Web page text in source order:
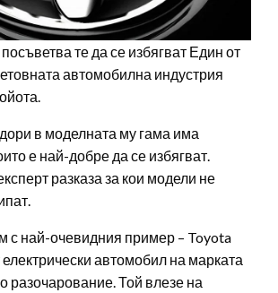
те да се избягват Един от
автомобилна индустрия
в моделната му гама има
е най-добре да се избягват.
разказа за кои модели не
с най-очевидния пример – Toyota
автомобил на марката
разочарование. Той влезе на